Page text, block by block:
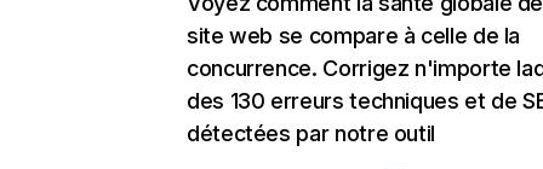
site web se compare à celle de la
concurrence. Corrigez n'importe
des 130 erreurs techniques et de
détectées par notre outil